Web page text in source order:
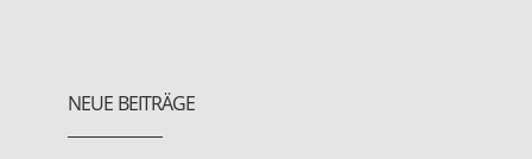
NEUE BEITRÄGE